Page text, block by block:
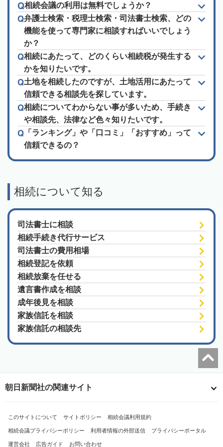
相続会議の利用は無料でしょうか？
弁護士検索・税理士検索・司法書士検索、どの
機能を使って専門家に相談すればいいでしょう
か？
相続にあたって、どのくらい相続税が発生する
かを知りたいです。
土地を相続したのですが、土地活用にあたって
信頼できる相談先を探しています。
相続についてわからない事が多いため、手続き
や相談先、法律など色々知りたいです。
「ランキング」や「口コミ」「おすすめ」って
信頼できるの？
相続について知る
司法書士に相談
相続手続き代行サービス
司法書士の費用相場
相続登記を依頼
相続放棄を任せる
遺言書作成を相談
成年後見を相談
家族信託を相談
家族信託の相談先
朝日新聞社の関連サイト
このサイトについて サイトポリシー 相続会議利用規約
相続会議プライバシーポリシー 利用者情報の外部送信 プライバシーポータル
運営会社 広告ガイド お問い合わせ